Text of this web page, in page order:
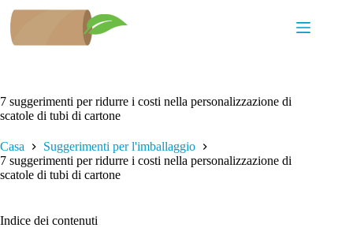
contenuto
7 suggerimenti per ridurre i costi nella personalizzazione di
scatole di tubi di cartone
Casa
Suggerimenti per l'imballaggio
7 suggerimenti per ridurre i costi nella personalizzazione di
scatole di tubi di cartone
Indice dei contenuti